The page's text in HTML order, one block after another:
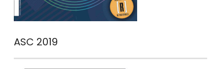
ASC 2019